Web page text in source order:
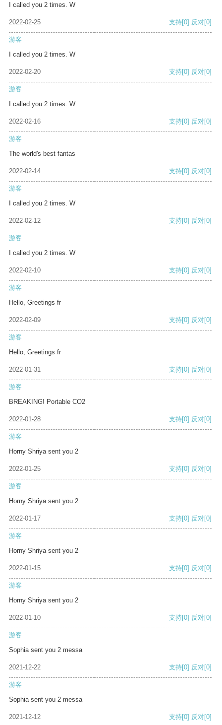
I called you 2 times. W
2022-02-25 支持[0] 反对[0]
游客
I called you 2 times. W
2022-02-20 支持[0] 反对[0]
游客
I called you 2 times. W
2022-02-16 支持[0] 反对[0]
游客
The world's best fantas
2022-02-14 支持[0] 反对[0]
游客
I called you 2 times. W
2022-02-12 支持[0] 反对[0]
游客
I called you 2 times. W
2022-02-10 支持[0] 反对[0]
游客
Hello, Greetings fr
2022-02-09 支持[0] 反对[0]
游客
Hello, Greetings fr
2022-01-31 支持[0] 反对[0]
游客
BREAKING! Portable CO2
2022-01-28 支持[0] 反对[0]
游客
Horny Shriya sent you 2
2022-01-25 支持[0] 反对[0]
游客
Horny Shriya sent you 2
2022-01-17 支持[0] 反对[0]
游客
Horny Shriya sent you 2
2022-01-15 支持[0] 反对[0]
游客
Horny Shriya sent you 2
2022-01-10 支持[0] 反对[0]
游客
Sophia sent you 2 messa
2021-12-22 支持[0] 反对[0]
游客
Sophia sent you 2 messa
2021-12-12 支持[0] 反对[0]